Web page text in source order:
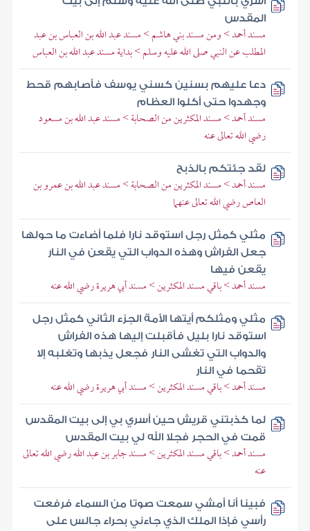
المقدس
مسند أحمد > ومن مسند بني هاشم > مسند عبد الله بن العباس بن عبد
المطلب عن النبي صلى الله عليه وسلم > بداية مسند عبد الله بن العباس
دعا عليهم بسنين كسني يوسف فأصابهم قحط
وجهدوا حتى أكلوا العظام
مسند أحمد > مسند المكثرين من الصحابة > مسند عبد الله بن مسعود
رضي الله تعالى عنه
لقد جئتكم بالذبح
مسند أحمد > مسند المكثرين من الصحابة > مسند عبد الله بن عمرو بن
العاص رضي الله تعالى عنهما
مثلي كمثل رجل استوقد نارا فلما أضاءت ما حولها
جعل الفراش وهذه الدواب التي يقعن في النار
يقعن فيها
مسند أحمد > باقي مسند المكثرين > مسند أبي هريرة رضي الله عنه
مثلي ومثلكم أيتها الأمة الجزء الثاني كمثل رجل
استوقد نارا بليل فأقبلت إليها هذه الفراش
والدواب التي تغشى النار فجعل يذبها وتغلبه إلا
تقحما في النار
مسند أحمد > باقي مسند المكثرين > مسند أبي هريرة رضي الله عنه
لما كذبتني قريش حين أسري بي إلى بيت المقدس
قمت في الحجر فجلا الله لي بيت المقدس
مسند أحمد > باقي مسند المكثرين > مسند جابر بن عبد الله رضي الله تعالى
عنه
فبينا أنا أمشي سمعت صوتا من السماء فرفعت
رأسي فإذا الملك الذي جاءني بحراء جالس على